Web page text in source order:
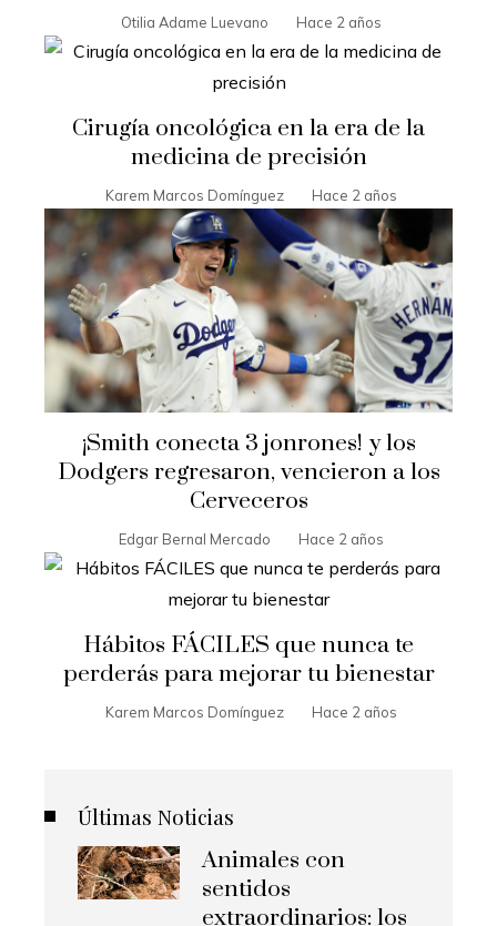
Otilia Adame Luevano Hace 2 años
Cirugía oncológica en la era de la
medicina de precisión
Karem Marcos Domínguez Hace 2 años
¡Smith conecta 3 jonrones! y los
Dodgers regresaron, vencieron a los
Cerveceros
Edgar Bernal Mercado Hace 2 años
Hábitos FÁCILES que nunca te
perderás para mejorar tu bienestar
Karem Marcos Domínguez Hace 2 años
Últimas Noticias
Animales con
sentidos
extraordinarios: los